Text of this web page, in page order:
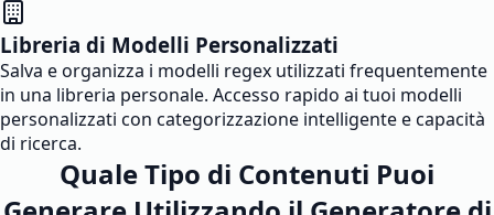
Libreria di Modelli Personalizzati
Salva e organizza i modelli regex utilizzati frequentemente
in una libreria personale. Accesso rapido ai tuoi modelli
personalizzati con categorizzazione intelligente e capacità
di ricerca.
Quale Tipo di Contenuti Puoi